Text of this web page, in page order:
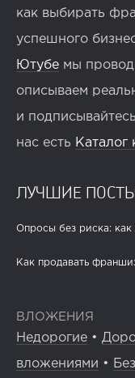
как выбирать
успешного
Ютубе мы
описываем
и
нас есть Каталог
ЛУЧШИЕ
Опросы без риска:
Как продавать
ВЛОЖЕНИЯ
Недорогие •
вложениями •